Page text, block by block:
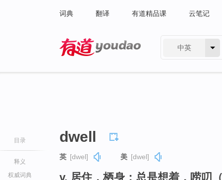
词典 翻译 有道精品课 云笔记
中英
目录
释义
权威词典
dwell
英 [dwel] 美 [dwel]
v. 居住，栖身；总是想着，唠叨